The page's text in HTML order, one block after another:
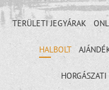
TERÜLETI JEGYÁRAK
HALBOLT